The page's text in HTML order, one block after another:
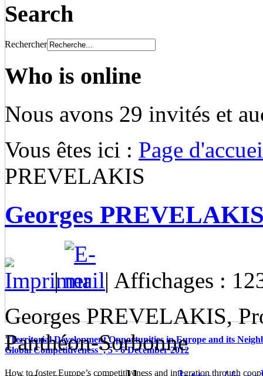
"Territorial Development Opportunities in Europe and its
Global Competitiveness", 5 - 6 December 2012
How to foster Europe’s competitiveness and integration through
Search
Rechercher
Who is online
Nous avons 29 invités et
Vous êtes ici : Page
PREVELAKIS
Georges
|
| Affichages :
Georges PREVELAKIS,
Panthéon-Sorbonne